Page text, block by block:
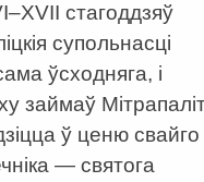
стагоддзяў
супольнасці
ўсходняга, і
займаў
ў ценю свайго
— святога